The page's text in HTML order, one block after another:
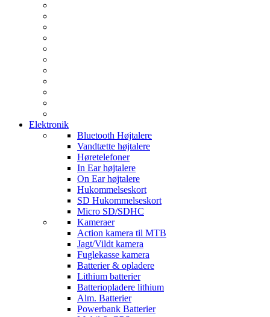
Elektronik
Bluetooth Højtalere
Vandtætte højtalere
Høretelefoner
In Ear højtalere
On Ear højtalere
Hukommelseskort
SD Hukommelseskort
Micro SD/SDHC
Kameraer
Action kamera til MTB
Jagt/Vildt kamera
Fuglekasse kamera
Batterier & opladere
Lithium batterier
Batteriopladere lithium
Alm. Batterier
Powerbank Batterier